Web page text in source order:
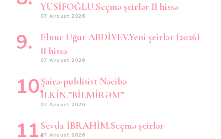
YUSİFOĞLU.Seçmə şeirlər II hissə
07 Avqust 2026
Elnur Uğur ABDİYEV.Yeni şeirlər (2026)
II hissə
07 Avqust 2026
Şairə-publisist Nəcibə
İLKİN.”BİLMİRƏM”
07 Avqust 2026
Sevda İBRAHİM.Seçmə şeirlər
07 Avqust 2026